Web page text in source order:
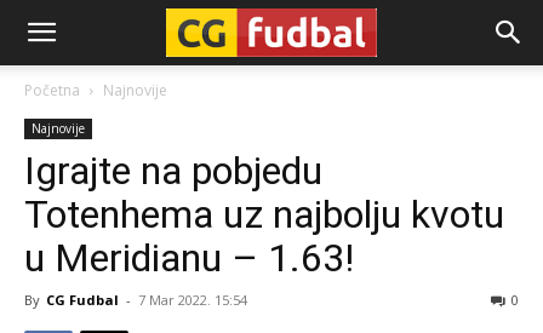
CG-
Fudbal
Početna Najnovije
Najnovije
Igrajte na pobjedu
Totenhema uz najbolju kvotu
u Meridianu – 1.63!
By CG Fudbal - 7 Mar 2022. 15:54 0